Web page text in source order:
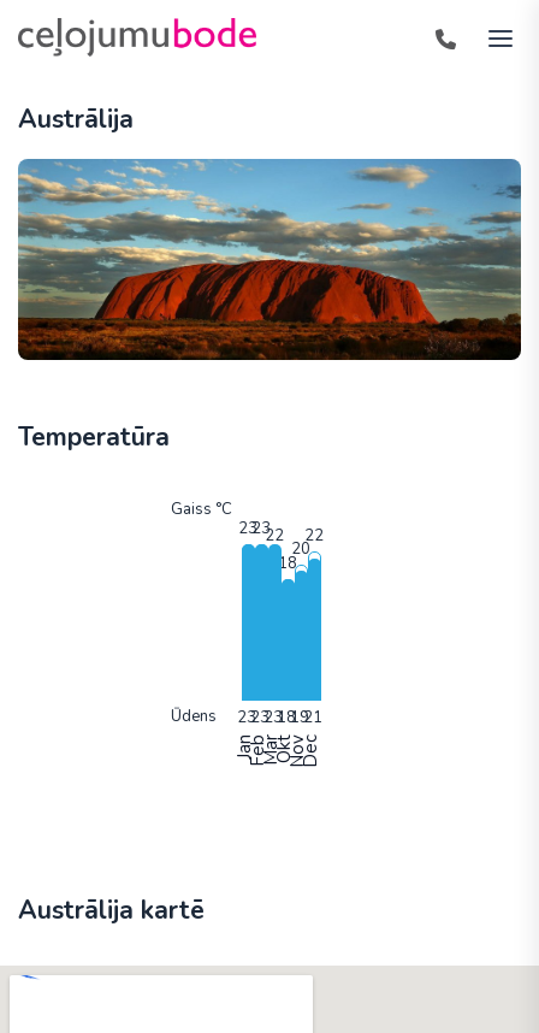
Austrālija
Temperatūra
Gaiss °C
Ūdens
Jan
FebMarOktNovDec
Austrālija kartē